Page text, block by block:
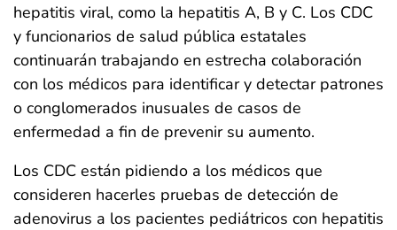
hepatitis viral, como la hepatitis A, B y C. Los CDC
y funcionarios de salud pública estatales
continuarán trabajando en estrecha colaboración
con los médicos para identificar y detectar patrones
o conglomerados inusuales de casos de
enfermedad a fin de prevenir su aumento.
Los CDC están pidiendo a los médicos que
consideren hacerles pruebas de detección de
adenovirus a los pacientes pediátricos con hepatitis